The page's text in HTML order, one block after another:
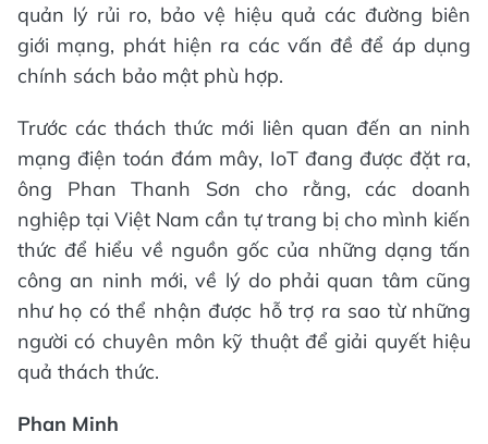
quản lý rủi ro, bảo vệ hiệu quả các đường biên
giới mạng, phát hiện ra các vấn đề để áp dụng
chính sách bảo mật phù hợp.
Trước các thách thức mới liên quan đến an ninh
mạng điện toán đám mây, IoT đang được đặt ra,
ông Phan Thanh Sơn cho rằng, các doanh
nghiệp tại Việt Nam cần tự trang bị cho mình kiến
thức để hiểu về nguồn gốc của những dạng tấn
công an ninh mới, về lý do phải quan tâm cũng
như họ có thể nhận được hỗ trợ ra sao từ những
người có chuyên môn kỹ thuật để giải quyết hiệu
quả thách thức.
Phan Minh